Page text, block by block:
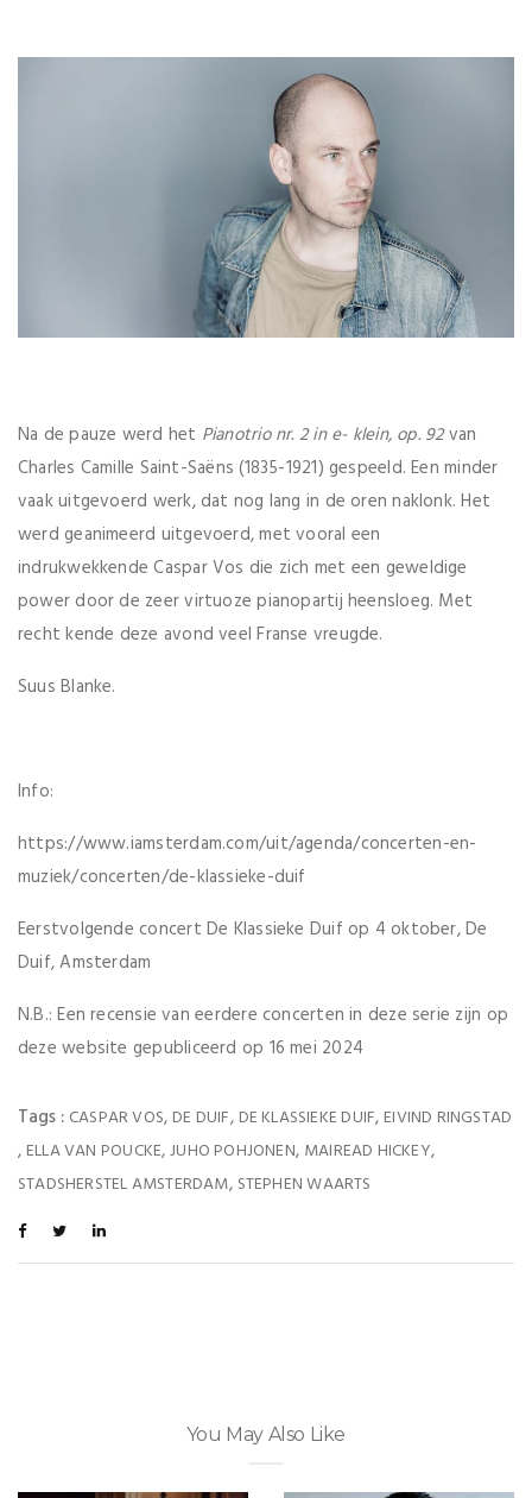
Na de pauze werd het Pianotrio nr. 2 in e- klein, op. 92van
Charles Camille Saint-Saëns (1835-1921) gespeeld. Een minder
vaak uitgevoerd werk, dat nog lang in de oren naklonk. Het
werd geanimeerd uitgevoerd, met vooral een
indrukwekkende Caspar Vos die zich met een geweldige
power door de zeer virtuoze pianopartij heensloeg. Met
recht kende deze avond veel Franse vreugde.
Suus Blanke.
Info:
https://www.iamsterdam.com/uit/agenda/concerten-en-
muziek/concerten/de-klassieke-duif
Eerstvolgende concert De Klassieke Duif op 4 oktober, De
Duif, Amsterdam
N.B.: Een recensie van eerdere concerten in deze serie zijn op
deze website gepubliceerd op 16 mei 2024
Tags : CASPAR VOS, DE DUIF, DE KLASSIEKE DUIF, EIVIND RINGSTAD
, ELLA VAN POUCKE,JUHO POHJONEN, MAIREAD HICKEY,
STADSHERSTEL AMSTERDAM, STEPHEN WAARTS
You May Also Like